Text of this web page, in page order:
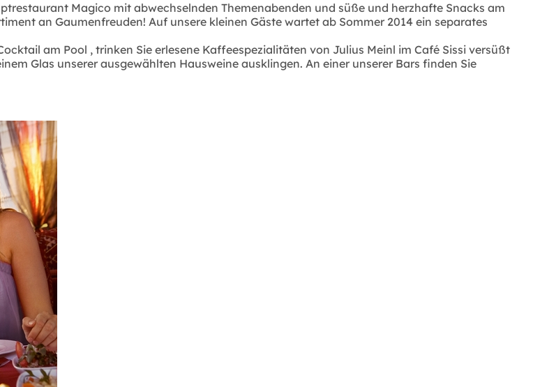
Magico mit abwechselnden Themenabenden und süße und herzhafte Snacks am
an Gaumenfreuden! Auf unsere kleinen Gäste wartet ab Sommer 2014 ein separates
am Pool , trinken Sie erlesene Kaffeespezialitäten von Julius Meinl im Café Sissi versüßt
Glas unserer ausgewählten Hausweine ausklingen. An einer unserer Bars finden Sie